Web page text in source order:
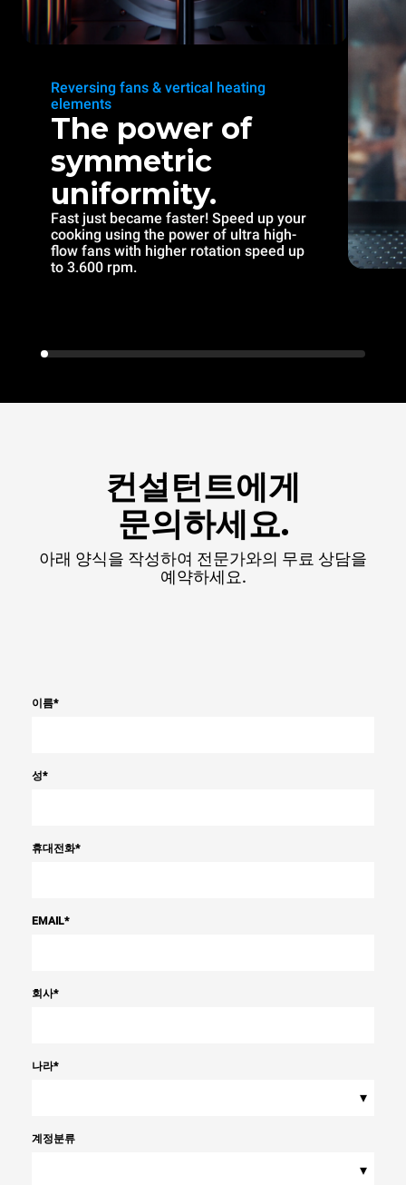
Reversing fans & vertical heating
elements
The power of
symmetric
uniformity.
Fast just became faster! Speed up your
cooking using the power of ultra high-
flow fans with higher rotation speed up
to 3.600 rpm.
컨설턴트에게
문의하세요.
아래 양식을 작성하여 전문가와의 무료 상담을
예약하세요.
이름*
성*
휴대전화*
EMAIL*
회사*
나라*
▾
계정분류
▾